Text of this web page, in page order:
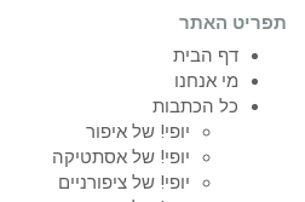
תפריט האתר
דף הבית
מי אנחנו
כל הכתבות
יופי! של איפור
יופי! של אסתטיקה
יופי! של ציפורניים